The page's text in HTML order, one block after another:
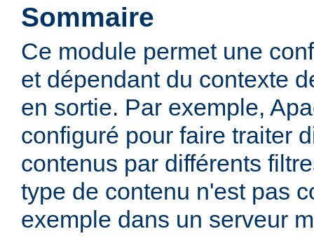
Sommaire
Ce module permet une
et dépendant du contexte
en sortie. Par exemple,
configuré pour faire traiter
contenus par différents
type de contenu n'est pas
exemple dans un serveur